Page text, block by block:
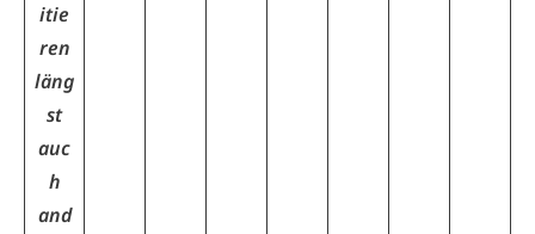
itie
ren
läng
st
auc
h
and